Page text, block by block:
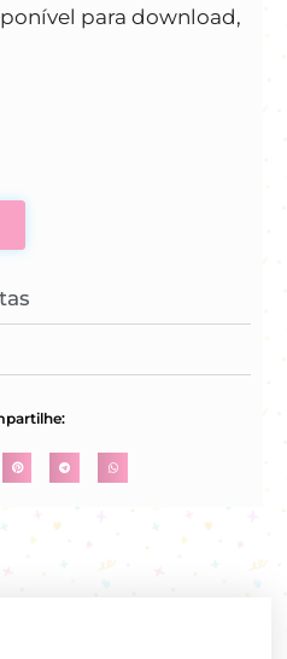
para download,